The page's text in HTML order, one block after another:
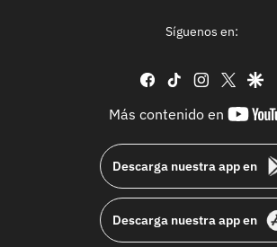
Síguenos en:
facebook
tiktok instagram
twitter
Más contenido en
Descarga nuestra app en
Descarga nuestra app en